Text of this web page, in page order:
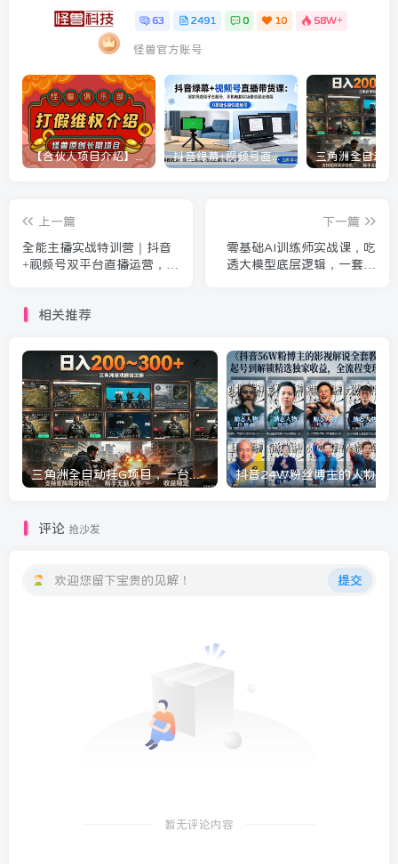
63 2491 0 10 58W+
怪兽官方账号
【合伙人项目介绍】打假维权项目介绍 抖音绿幕+视频号直播带货课：居家照着稿子念起号，手机电脑双场景搭建全流程
上一篇
全能主播实战特训营｜抖音
+视频号双平台直播运营，零
落地
下一篇
零基础AI训练师实战课，吃
透大模型底层逻辑，一套提
相关推荐
三角洲全自动挂G项目，一台电脑即可操作，防封稳账号，日收益300+，收益全程包回收，省心稳賺【揭秘】
评论 抢沙发
欢迎您留下宝贵的见解！ 提交
暂无评论内容